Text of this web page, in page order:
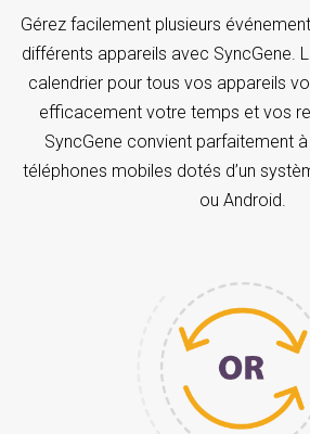
Gérez facilement plusieurs
différents appareils avec SyncGene.
calendrier pour tous vos appareils
efficacement votre temps et vos
SyncGene convient parfaitement
téléphones mobiles dotés d’un
ou Android.